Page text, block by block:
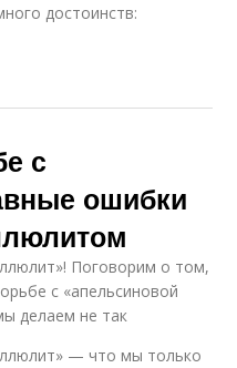
достоинств:
с
ошибки
Поговорим о том,
с «апельсиновой
делаем не так
— что мы только